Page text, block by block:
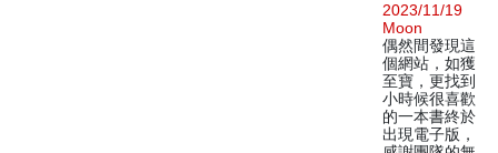
2023/11/19
Moon
偶然間發現這
個網站，如獲
至寶，更找到
小時候很喜歡
的一本書終於
出現電子版，